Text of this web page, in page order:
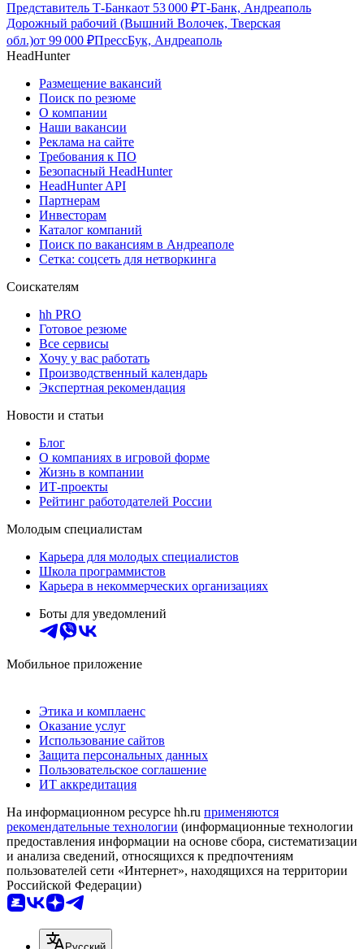
Представитель Т-Банкаот 53 000 ₽Т-Банк, Андреаполь
Дорожный рабочий (Вышний Волочек, Тверская
обл.)от 99 000 ₽ПрессБук, Андреаполь
HeadHunter
Размещение вакансий
Поиск по резюме
О компании
Наши вакансии
Реклама на сайте
Требования к ПО
Безопасный HeadHunter
HeadHunter API
Партнерам
Инвесторам
Каталог компаний
Поиск по вакансиям в Андреаполе
Сетка: соцсеть для нетворкинга
Соискателям
hh PRO
Готовое резюме
Все сервисы
Хочу у вас работать
Производственный календарь
Экспертная рекомендация
Новости и статьи
Блог
О компаниях в игровой форме
Жизнь в компании
ИТ-проекты
Рейтинг работодателей России
Молодым специалистам
Карьера для молодых специалистов
Школа программистов
Карьера в некоммерческих организациях
Боты для уведомлений
Мобильное приложение
Этика и комплаенс
Оказание услуг
Использование сайтов
Защита персональных данных
Пользовательское соглашение
ИТ аккредитация
На информационном ресурсе hh.ru применяются
рекомендательные технологии (информационные технологии
предоставления информации на основе сбора, систематизации
и анализа сведений, относящихся к предпочтениям
пользователей сети «Интернет», находящихся на территории
Российской Федерации)